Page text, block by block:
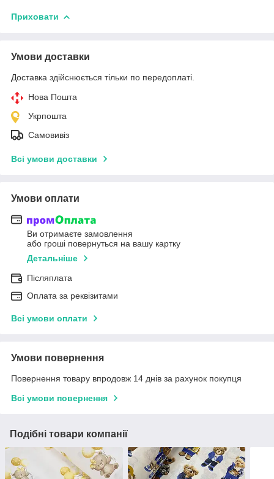
Приховати
Умови доставки
Доставка здійснюється тільки по передоплаті.
Нова Пошта
Укрпошта
Самовивіз
Всі умови доставки
Умови оплати
Ви отримаєте замовлення
або гроші повернуться на вашу картку
Детальніше
Післяплата
Оплата за реквізитами
Всі умови оплати
Умови повернення
Повернення товару впродовж 14 днів за рахунок покупця
Всі умови повернення
Подібні товари компанії